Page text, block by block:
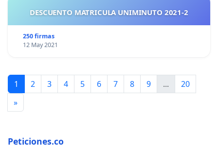
DESCUENTO MATRICULA UNIMINUTO 2021-2
250 firmas
12 May 2021
1 2 3 4 5 6 7 8 9 ...
20
»
Peticiones.co